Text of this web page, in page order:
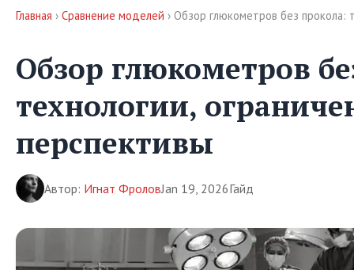
Главная › Сравнение моделей › Обзор глюкометров без прокола:
Обзор глюкометров
технологии,
перспективы
Автор: Игнат ФроловJan 19, 2026Гайд